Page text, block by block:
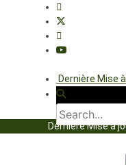
Dernière Mise
Dernière Mise à